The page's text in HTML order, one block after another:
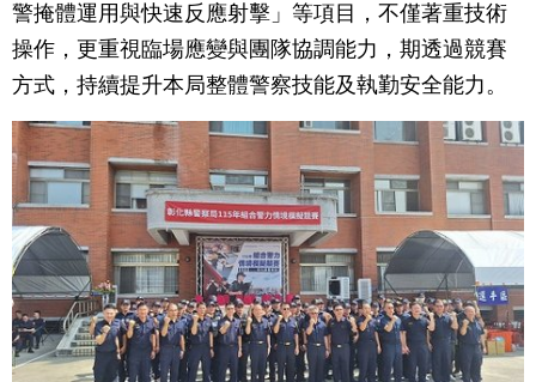
警掩體運用與快速反應射擊」等項目，不僅著重技術
操作，更重視臨場應變與團隊協調能力，期透過競賽
方式，持續提升本局整體警察技能及執勤安全能力。